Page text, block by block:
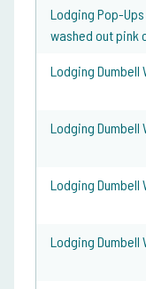
Lodging Pop-
washed out pink
Lodging Dumbell
Lodging Dumbell
Lodging Dumbell
Lodging Dumbell